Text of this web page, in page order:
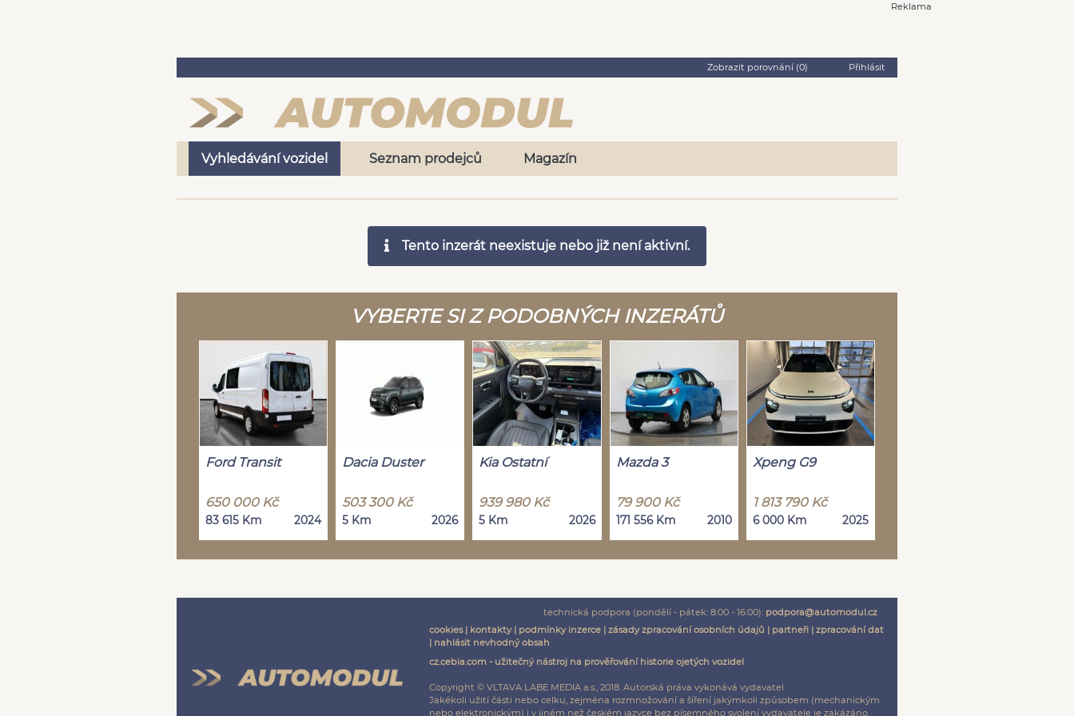
Reklama
Zobrazit porovnání (0) Přihlásit
Vyhledávání vozidel Seznam prodejců Magazín
Tento inzerát neexistuje nebo již není aktivní.
VYBERTE SI Z PODOBNÝCH INZERÁTŮ
Ford Transit
650 000 Kč
83 615 Km 2024
Dacia Duster
503 300 Kč
5 Km 2026
Kia Ostatní
939 980 Kč
5 Km 2026
Mazda 3
79 900 Kč
171 556 Km 2010
Xpeng G9
1 813 790 Kč
6 000 Km 2025
technická podpora (pondělí - pátek: 8:00 - 16:00): podpora@automodul.cz
cookies| kontakty| podmínky inzerce| zásady zpracování osobních údajů | partneři| zpracování dat
| nahlásit nevhodný obsah
cz.cebia.com - užitečný nástroj na prověřování historie ojetých vozidel
Copyright © VLTAVA LABE MEDIA a.s., 2018. Autorská práva vykonává vydavatel.
Jakékoli užití části nebo celku, zejména rozmnožování a šíření jakýmkoli způsobem (mechanickým
nebo elektronickým) i v jiném než českém jazyce bez písemného svolení vydavatele je zakázáno.